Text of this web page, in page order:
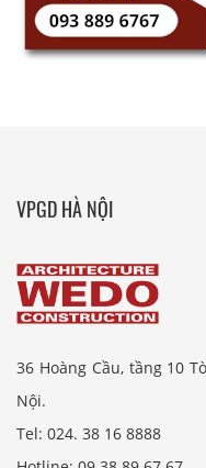
VPGD HÀ NỘI
36 Hoàng Cầu, tầng 10
Nội.
Tel: 024. 38 16 8888